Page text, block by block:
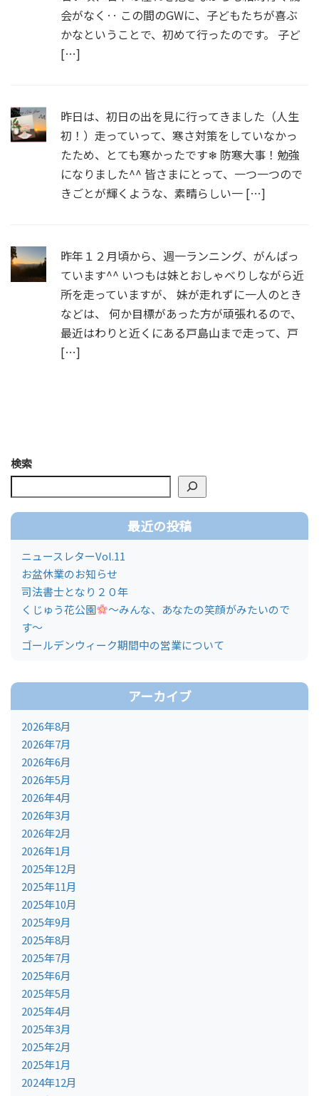
会がなく‥ この間のGWに、子どもたちが喜ぶ
かなということで、初めて行ったのです。 子ど
[…]
昨日は、初日の出を見に行ってきました（人生
初！）走っていって、寒さ対策をしていなかっ
たため、とても寒かったです❄ 防寒大事！勉強
になりました^^ 皆さまにとって、一つ一つので
きごとが輝くような、素晴らしい一 […]
昨年１２月頃から、週一ランニング、がんばっ
ています^^ いつもは妹とおしゃべりしながら近
所を走っていますが、 妹が走れずに一人のとき
などは、 何か目標があった方が頑張れるので、
最近はわりと近くにある戸島山まで走って、戸
[…]
検索
最近の投稿
ニュースレターVol.11
お盆休業のお知らせ
司法書士となり２０年
くじゅう花公園
～みんな、あなたの笑顔がみたいので
す～
ゴールデンウィーク期間中の営業について
アーカイブ
2026年8月
2026年7月
2026年6月
2026年5月
2026年4月
2026年3月
2026年2月
2026年1月
2025年12月
2025年11月
2025年10月
2025年9月
2025年8月
2025年7月
2025年6月
2025年5月
2025年4月
2025年3月
2025年2月
2025年1月
2024年12月